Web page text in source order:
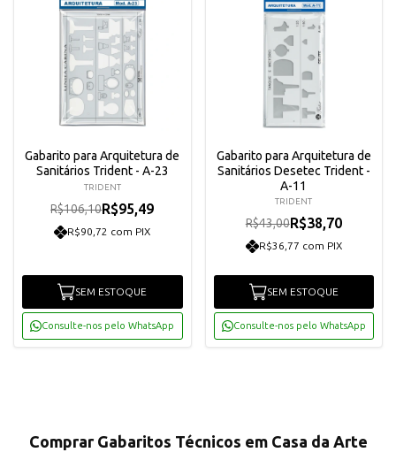
Gabarito para Arquitetura de
Sanitários Trident - A-23
TRIDENT
R$106,10R$95,49
R$90,72 com PIX
SEM ESTOQUE
Consulte-nos pelo WhatsApp
Gabarito para Arquitetura de
Sanitários Desetec Trident -
A-11
TRIDENT
R$43,00R$38,70
R$36,77 com PIX
SEM ESTOQUE
Consulte-nos pelo WhatsApp
Comprar Gabaritos Técnicos em Casa da Arte